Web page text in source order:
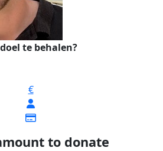
te behalen?
€
to donate